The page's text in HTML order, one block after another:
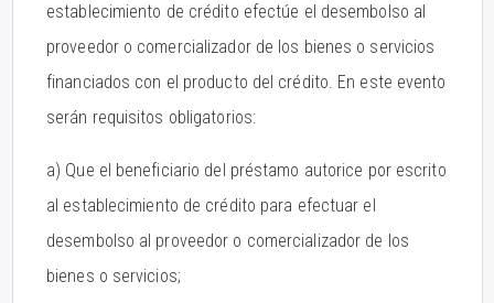
establecimiento de crédito efectúe el desembolso al
proveedor o comercializador de los bienes o servicios
financiados con el producto del crédito. En este evento
serán requisitos obligatorios:
a) Que el beneficiario del préstamo autorice por escrito
al establecimiento de crédito para efectuar el
desembolso al proveedor o comercializador de los
bienes o servicios;